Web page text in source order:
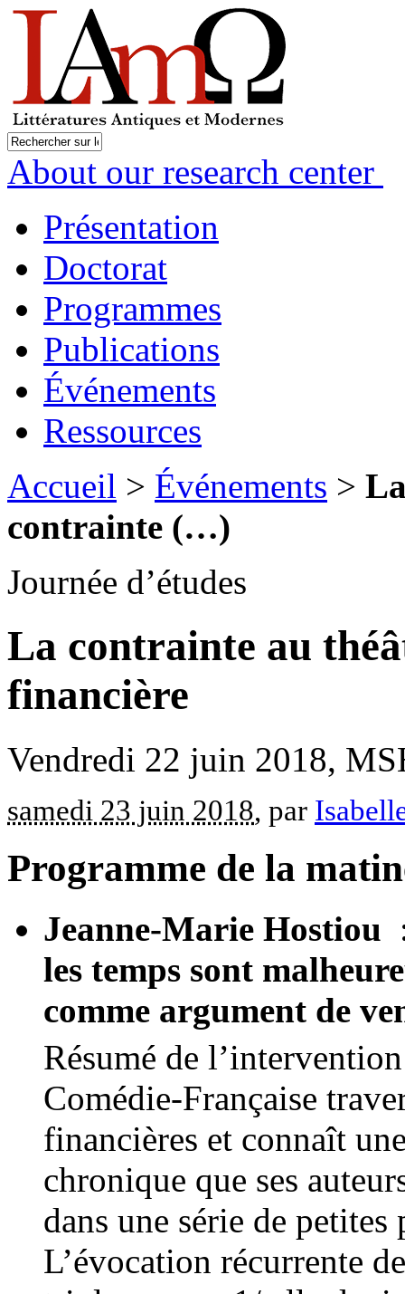
About our research center
Présentation
Doctorat
Programmes
Publications
Événements
Ressources
Accueil > Événements >
contrainte (…)
Journée d’études
La contrainte au
financière
Vendredi 22 juin 2018,
samedi 23 juin 2018, par
Programme de la
Jeanne-Marie Hostiou
les temps sont
comme argument de
Résumé de
Comédie-Française
financières et connaît
chronique que ses
dans une série de petites
L’évocation récurrente